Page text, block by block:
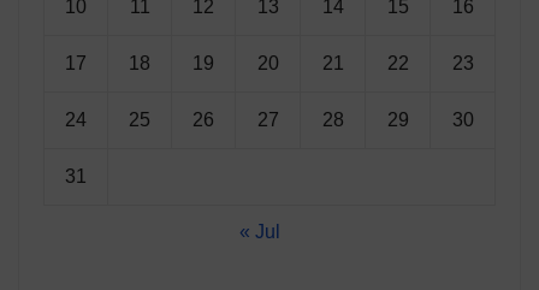
10 11 12 13 14 15 16
17 18 19 20 21 22 23
24 25 26 27 28 29 30
31
« Jul